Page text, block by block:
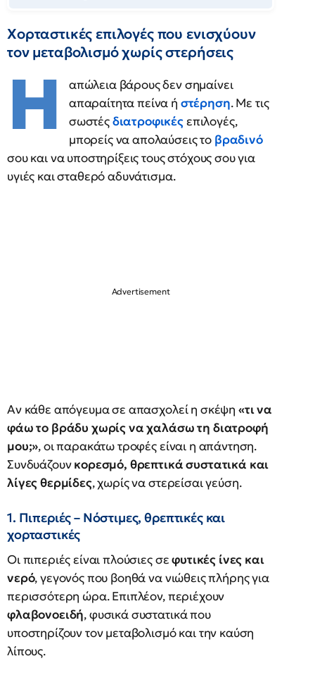
Χορταστικές επιλογές που ενισχύουν
τον μεταβολισμό χωρίς στερήσεις
Η
απώλεια βάρους δεν σημαίνει
απαραίτητα πείνα ή στέρηση. Με τις
σωστέςδιατροφικέςεπιλογές,
μπορείς να απολαύσεις το βραδινό
σου και να υποστηρίξεις τους στόχους σου για
υγιές και σταθερό αδυνάτισμα.
Αν κάθε απόγευμα σε απασχολεί η σκέψη «τι να
φάω το βράδυ χωρίς να χαλάσω τη διατροφή
μου;», οι παρακάτω τροφές είναι η απάντηση.
Συνδυάζουνκορεσμό, θρεπτικά συστατικά και
λίγες θερμίδες, χωρίς να στερείσαι γεύση.
1. Πιπεριές – Νόστιμες, θρεπτικές και
χορταστικές
Οι πιπεριές είναι πλούσιες σεφυτικές ίνες και
νερό, γεγονός που βοηθά να νιώθεις πλήρης για
περισσότερη ώρα. Επιπλέον, περιέχουν
φλαβονοειδή, φυσικά συστατικά που
υποστηρίζουν τον μεταβολισμό και την καύση
λίπους.